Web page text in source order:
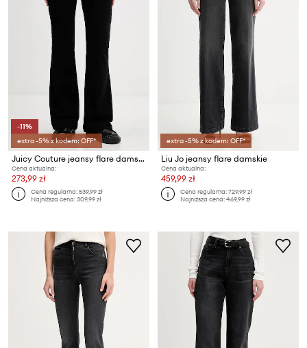
-11%
extra -5% z kodem: OFF*
Juicy Couture jeansy flare damskie LOW RISE BOOTCU
Cena aktualna:
273,99 zł
Cena regularna:539,99 zł
Najniższa cena:309,99 zł
extra -5% z kodem: OFF*
Liu Jo jeansy flare damskie
Cena aktualna:
459,99 zł
Cena regularna:729,99 zł
Najniższa cena:469,99 zł